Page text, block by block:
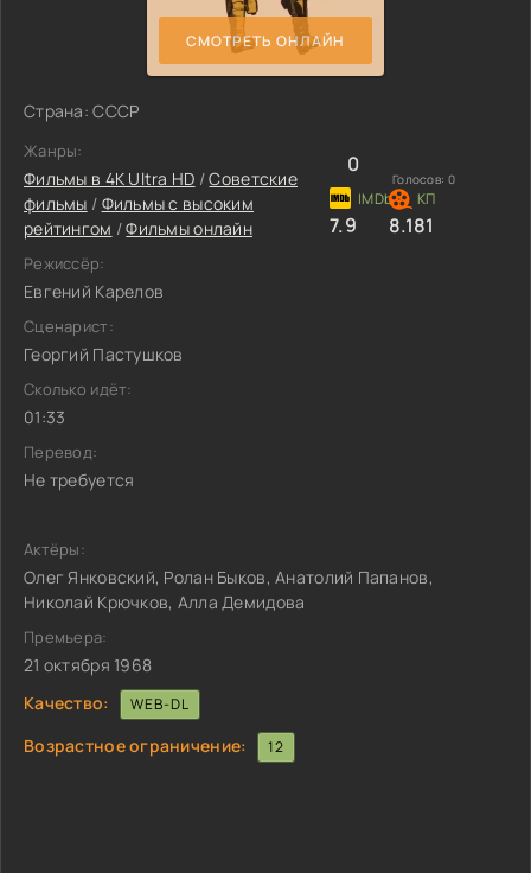
СМОТРЕТЬ ОНЛАЙН
Страна: СССР
Жанры:
Фильмы в 4K Ultra HD /Советские
фильмы / Фильмы с высоким
рейтингом /Фильмы онлайн
Режиссёр:
Евгений Карелов
Сценарист:
Георгий Пастушков
Сколько идёт:
01:33
Перевод:
Не требуется
0
Голосов: 0
7.9 8.181
Актёры:
Олег Янковский, Ролан Быков, Анатолий Папанов,
Николай Крючков, Алла Демидова
Премьера:
21 октября 1968
Качество:
WEB-DL
Возрастное ограничение: 12